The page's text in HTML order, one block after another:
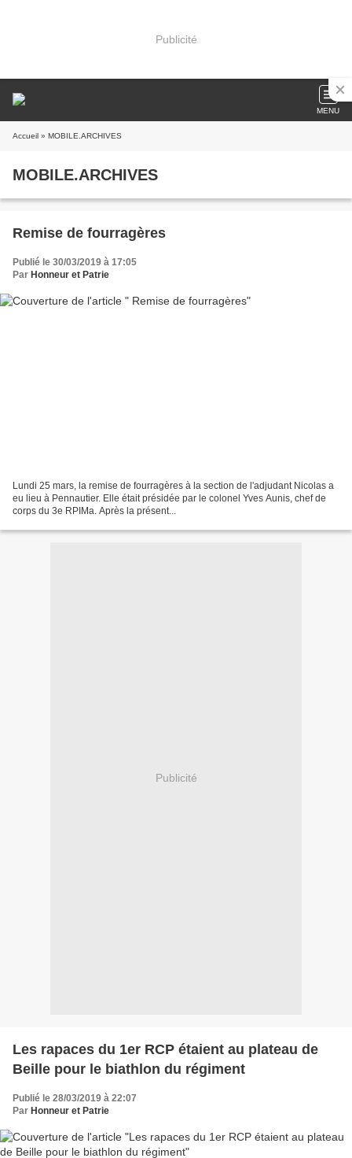
Publicité
MENU
Accueil » MOBILE.ARCHIVES
MOBILE.ARCHIVES
Remise de fourragères
Publié le 30/03/2019 à 17:05
Par Honneur et Patrie
Lundi 25 mars, la remise de fourragères à la section de l'adjudant Nicolas a
eu lieu à Pennautier. Elle était présidée par le colonel Yves Aunis, chef de
corps du 3e RPIMa. Après la présent...
Publicité
Les rapaces du 1er RCP étaient au plateau de
Beille pour le biathlon du régiment
Publié le 28/03/2019 à 22:07
Par Honneur et Patrie